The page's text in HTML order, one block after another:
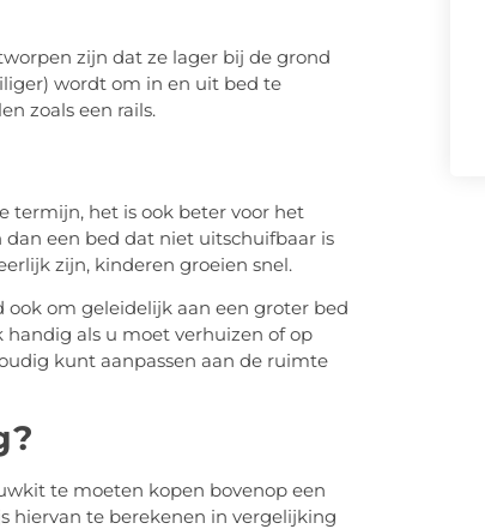
zijn dat ze lager bij de grond
wordt om in en uit bed te
zoals een rails.
termijn, het is ook beter voor het
een bed dat niet uitschuifbaar is
zijn, kinderen groeien snel.
om geleidelijk aan een groter bed
handig als u moet verhuizen of op
kunt aanpassen aan de ruimte
te moeten kopen bovenop een
hiervan te berekenen in vergelijking